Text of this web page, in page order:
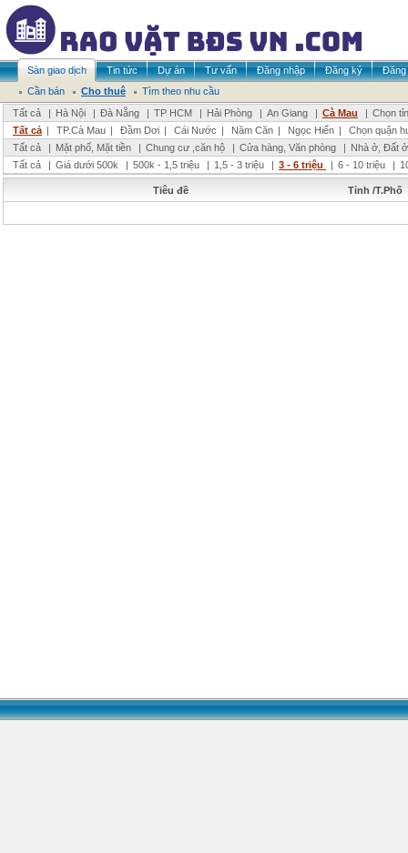
Sàn giao dịch Tin tức Dự án Tư vấn Đăng nhập Đăng ký
Đăng
Cần bán
Cho thuê
Tìm theo nhu cầu
Tất cả
| Hà Nội | Đà Nẵng | TP HCM | Hải Phòng | An Giang | Cà Mau | Chọn
Tất cả | TP.Cà Mau | Đầm Dơi | Cái Nước | Năm Căn | Ngọc Hiển |
Chọn quận
Tất cả
| Mặt phố, Mặt tiền | Chung cư ,căn hộ | Cửa hàng, Văn phòng | Nhà ở, Đất ở
Tất cả
| Giá dưới 500k | 500k - 1,5 triệu | 1,5 - 3 triệu | 3 - 6 triệu | 6 - 10 triệu |
Tiêu đề Tỉnh /T.Phố